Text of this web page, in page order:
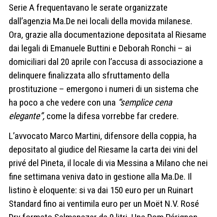
Serie A frequentavano le serate organizzate
dall’agenzia Ma.De nei locali della movida milanese.
Ora, grazie alla documentazione depositata al Riesame
dai legali di Emanuele Buttini e Deborah Ronchi – ai
domiciliari dal 20 aprile con l’accusa di associazione a
delinquere finalizzata allo sfruttamento della
prostituzione – emergono i numeri di un sistema che
ha poco a che vedere con una “semplice cena
elegante”, come la difesa vorrebbe far credere.
L’avvocato Marco Martini, difensore della coppia, ha
depositato al giudice del Riesame la carta dei vini del
privé del Pineta, il locale di via Messina a Milano che nei
fine settimana veniva dato in gestione alla Ma.De. Il
listino è eloquente: si va dai 150 euro per un Ruinart
Standard fino ai ventimila euro per un Moët N.V. Rosé